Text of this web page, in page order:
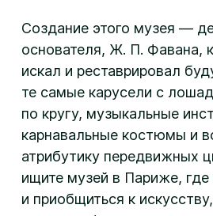
Создание этого музея —
основателя, Ж. П. Фавана,
искал и реставрировал
те самые карусели с
по кругу, музыкальные
карнавальные костюмы и
атрибутику передвижных
ищите музей в Париже,
и приобщиться к